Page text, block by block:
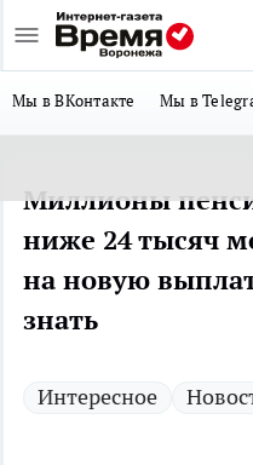
Мы в ВКонтакте Мы в
Миллионы
ниже 24 тысяч
на новую
знать
Интересное